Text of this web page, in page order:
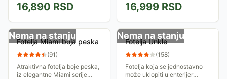
16,890 RSD 16,999 RSD
Nema na stanju
Fotelja Miami boja peska
(91)
Atraktivna fotelja boje peska,
iz elegantne Miami serije
Nema na stanju
Fotelja Unkle
(158)
Fotelja koja se jednostavno
može uklopiti u enterijer